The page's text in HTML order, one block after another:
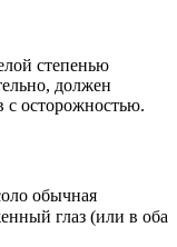
степенью
должен
с осторожностью.
обычная
глаз (или в оба